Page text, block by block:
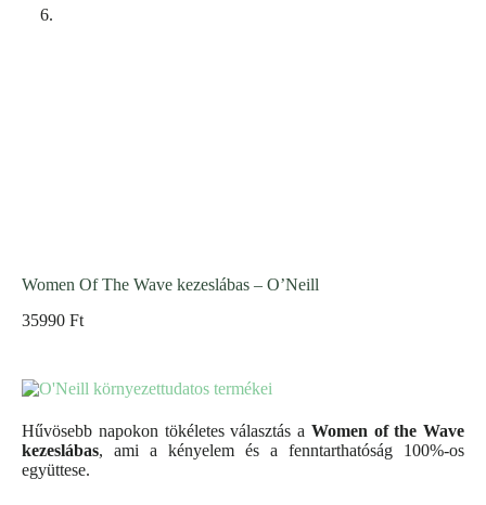
Women Of The Wave kezeslábas – O’Neill
35990 Ft
Hűvösebb napokon tökéletes választás a Women of the Wave
kezeslábas, ami a kényelem és a fenntarthatóság 100%-os
együttese.